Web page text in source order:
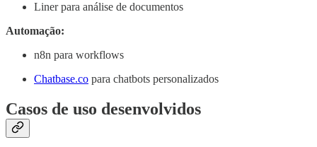
Liner para análise de documentos
Automação:
n8n para workflows
Chatbase.co para chatbots personalizados
Casos de uso desenvolvidos